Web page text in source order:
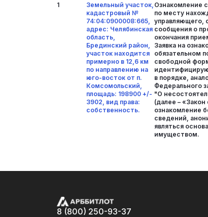
1
Земельный участок,
кадастровый №
74:04:0900008:665,
адрес: Челябинская
область,
Брединский район,
участок находится
примерно в 12,6 км
по направлению на
юго-восток от п.
Комсомольский,
площадь: 198900 +/-
3902, вид права:
собственность.
Ознакомление
по месту
управляющего,
сообщения о
окончания
Заявка на
обязательном
свободной
в порядке,
Федерального
"О
(далее –
ознакомление
сведений,
являться
имуществом.
8 (800) 250-93-37